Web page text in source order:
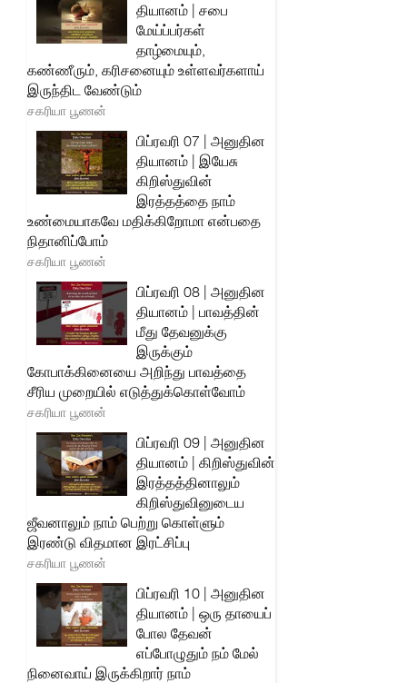
தியானம் | சபை
மேய்ப்பர்கள்
தாழ்மையும்,
கண்ணீரும், கரிசனையும் உள்ளவர்களாய்
இருந்திட வேண்டும்
சகரியா பூணன்
பிப்ரவரி 07 | அனுதின
தியானம் | இயேசு
கிறிஸ்துவின்
இரத்தத்தை நாம்
உண்மையாகவே மதிக்கிறோமா என்பதை
நிதானிப்போம்
சகரியா பூணன்
பிப்ரவரி 08 | அனுதின
தியானம் | பாவத்தின்
மீது தேவனுக்கு
இருக்கும்
கோபாக்கினையை அறிந்து பாவத்தை
சீரிய முறையில் எடுத்துக்கொள்வோம்
சகரியா பூணன்
பிப்ரவரி 09 | அனுதின
தியானம் | கிறிஸ்துவின்
இரத்தத்தினாலும்
கிறிஸ்துவினுடைய
ஜீவனாலும் நாம் பெற்று கொள்ளும்
இரண்டு விதமான இரட்சிப்பு
சகரியா பூணன்
பிப்ரவரி 10 | அனுதின
தியானம் | ஒரு தாயைப்
போல தேவன்
எப்போழுதும் நம் மேல்
நினைவாய் இருக்கிறார் நாம்